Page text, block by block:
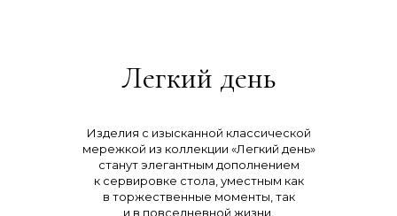
Изделия с изысканной классической
мережкой из коллекции «Легкий день»
станут элегантным дополнением
к сервировке стола, уместным как
в торжественные моменты, так
и в повседневной жизни.
Легкий день